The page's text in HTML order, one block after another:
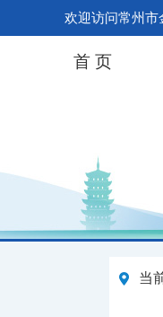
欢迎访问常州市
首 页
当